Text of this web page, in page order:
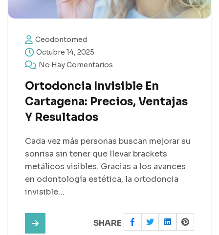
Ceodontomed
Octubre 14, 2025
No Hay Comentarios
Ortodoncia Invisible En
Cartagena: Precios, Ventajas
Y Resultados
Cada vez más personas buscan mejorar su
sonrisa sin tener que llevar brackets
metálicos visibles. Gracias a los avances
en odontología estética, la ortodoncia
invisible…
SHARE